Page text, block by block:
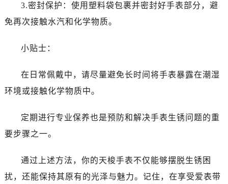
3.密封保护：使用塑料袋包裹并密封好手表部分，避
免再次接触水汽和化学物质。
小贴士：
在日常佩戴中，请尽量避免长时间将手表暴露在潮湿
环境或接触化学物质中。
定期进行专业保养也是预防和解决手表生锈问题的重
要步骤之一。
通过上述方法，你的天梭手表不仅能够摆脱生锈困
扰，还能保持其原有的光泽与魅力。记住，在享受爱表带